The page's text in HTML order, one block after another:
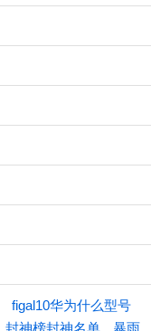
figal10华为什么型号
​封神榜封神名单 暴雨